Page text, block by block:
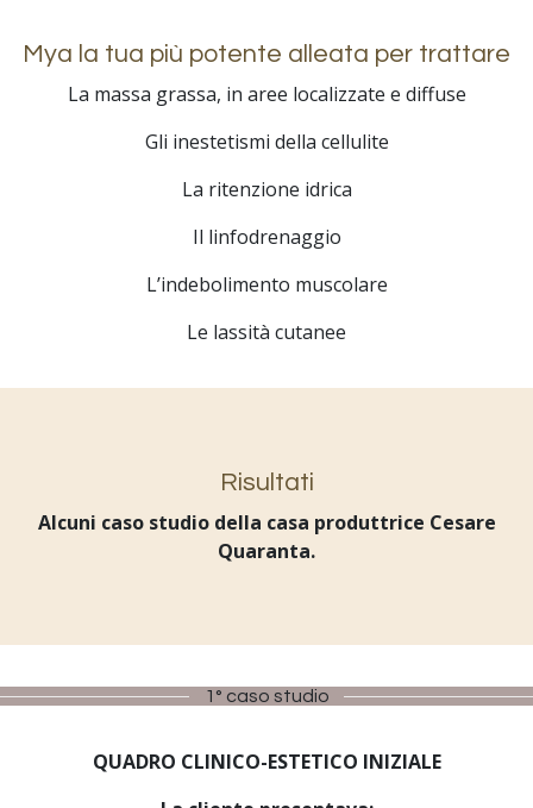
Mya la tua più potente alleata per trattare
La massa grassa, in aree localizzate e diffuse
Gli inestetismi della cellulite
La ritenzione idrica
Il linfodrenaggio
L’indebolimento muscolare
Le lassità cutanee
Risultati
Alcuni caso studio della casa produttrice Cesare
Quaranta.
1° caso studio
QUADRO CLINICO-ESTETICO INIZIALE